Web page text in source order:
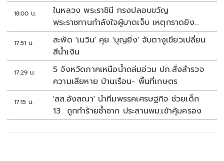
18:00 น.
ในหลวง พระราชินี ทรงปลอบขวัญ
พระราชทานกำลังใจผู้บาดเจ็บ เหตุกราดยิง
รร.เทพศิรินทร์นนทบุรี
17:51 น.
สะพัด 'เนวิน' คุย 'บุญยิ่ง' จับตางูเขียวเปลี่ยน
สีน้ำเงิน
17:29 น.
5 จังหวัดภาคเหนือน้ำถล่มอ่วม ปภ.สั่งสำรวจ
ความเสียหาย บ้านเรือน- พื้นที่เกษตร
17:15 น.
'สส.อังสณา' นำทีมพรรคเศรษฐกิจ ช่วยเด็ก
13 ถูกทำร้ายซ้ำซาก ประสานพม.เข้าคุ้มครอง